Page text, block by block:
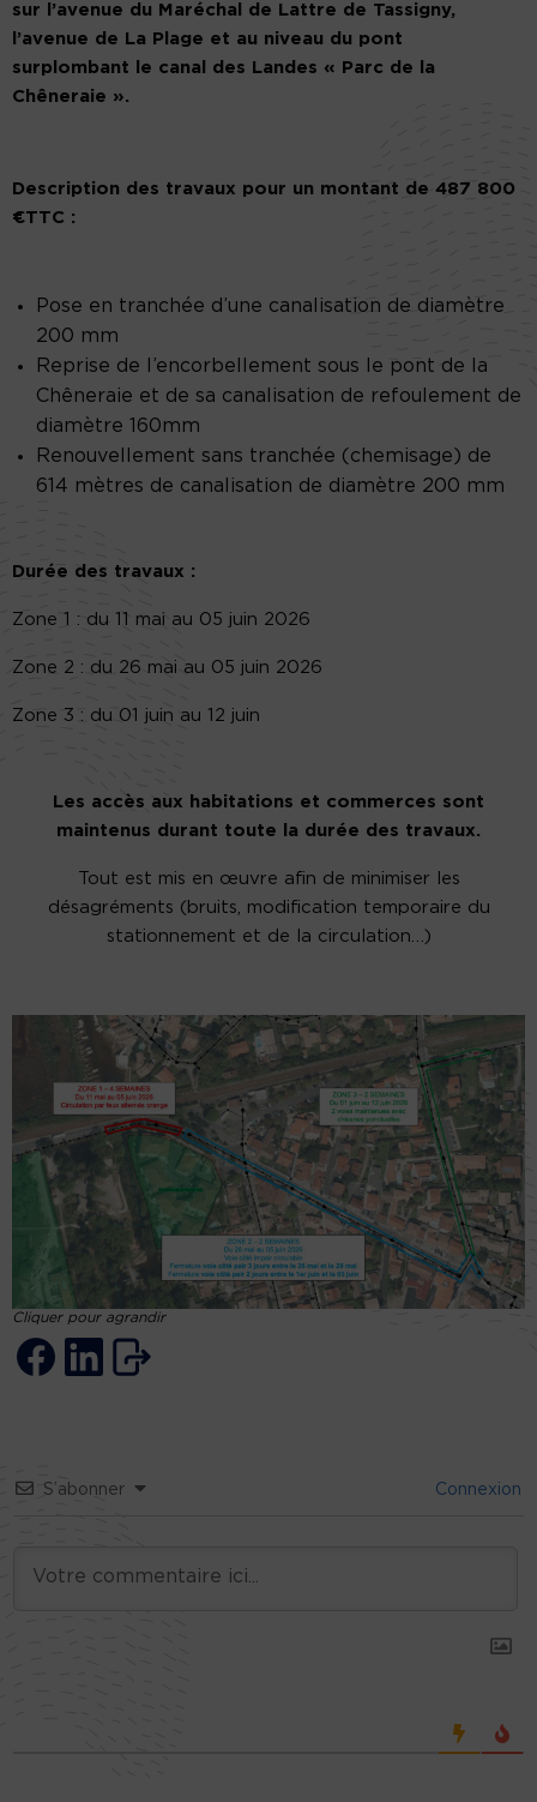
sur l’avenue du Maréchal de Lattre de Tassigny,
l’avenue de La Plage et au niveau du pont
surplombant le canal des Landes « Parc de la
Chêneraie ».
Description des travaux pour un montant de 487 800
€TTC :
Pose en tranchée d’une canalisation de diamètre
200 mm
Reprise de l’encorbellement sous le pont de la
Chêneraie et de sa canalisation de refoulement de
diamètre 160mm
Renouvellement sans tranchée (chemisage) de
614 mètres de canalisation de diamètre 200 mm
Durée des travaux :
Zone 1 : du 11 mai au 05 juin 2026
Zone 2 : du 26 mai au 05 juin 2026
Zone 3 : du 01 juin au 12 juin
Les accès aux habitations et commerces sont
maintenus durant toute la durée des travaux.
Tout est mis en œuvre afin de minimiser les
désagréments (bruits, modification temporaire du
stationnement et de la circulation…)
Cliquer pour agrandir
S’abonner Connexion